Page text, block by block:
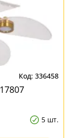
336458
5 шт.